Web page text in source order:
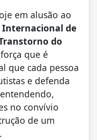
em alusão ao
Internacional de
do
que é
que cada pessoa
e defenda
no convívio
de um